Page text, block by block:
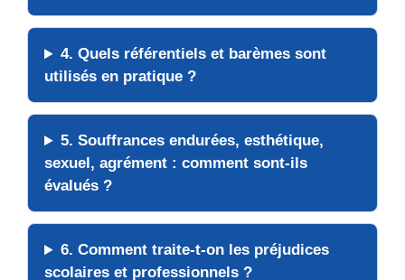
4. Quels référentiels et barèmes sont
utilisés en pratique ?
5. Souffrances endurées, esthétique,
sexuel, agrément : comment sont-ils
évalués ?
6. Comment traite-t-on les préjudices
scolaires et professionnels ?